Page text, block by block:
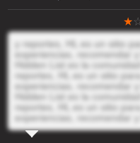
y reportes, HL es un sitio
experiencias, recomendar
Hidden List es la
reportes, HL es un sitio
experiencias, recomendar
Hidden List es la
reportes, HL es un sitio
experiencias, recomendar